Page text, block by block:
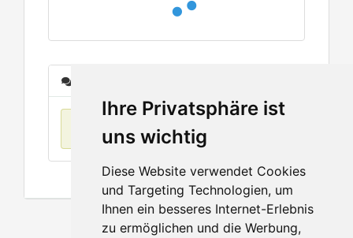
Ihre Privatsphäre ist
uns wichtig
Diese Website verwendet Cookies
und Targeting Technologien, um
Ihnen ein besseres Internet-Erlebnis
zu ermöglichen und die Werbung,